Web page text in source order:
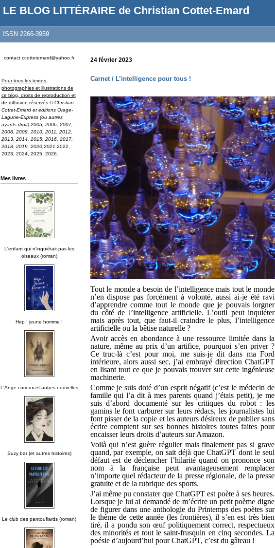
LE BLOG LITTÉRAIRE de Christian Cottet-Emard
ISSN 2266-3959
contact.ccottetemard@yahoo.fr
Pour tous les textes,
photographies et illustrations de
ce blog, droits de reproduction et
de diffusion réservés © Christian
Cottet-Emard et éditions Orage-
Lagune-Express (ou autres
ayants droit) 2005, 2006, 2007,
2008, 2009, 2010, 2011, 2012,
2013, 2014, 2015, 2016, 2017,
2018, 2019, 2020,2021 ,2022,
2023, 2024, 2025, 2026.
Mes livres
L'enfant qui n'inquiétait pas les
oiseaux (roman)
Hep ! jeune homme !
L'Ange curieux et autres nouvelles
Suzy bar (et autres histoires)
Le club des pantouflards (roman)
24 février 2023
Carnet / L’intelligence pour tous !
Tout le monde a besoin de l’intelligence mais tout le monde
n’en dispose pas forcément à volonté, aussi ai-je été ravi
d’apprendre comme tout le monde que je pouvais lorgner
du côté de l’intelligence artificielle. L’outil peut inquiéter
mais après tout, que faut-il craindre le plus, l’intelligence
artificielle ou la bêtise naturelle ?
Avoir accès en abondance à une ressource limitée dans la
nature, même au prix d’un artifice, pourquoi s’en priver ?
Ce truc-là c’est pour moi, me suis-je dit dans ma Ford
intérieure, alors aussi sec, j’ai embrayé direction ChatGPT
en lisant tout ce que je pouvais trouver sur cette ingénieuse
machinerie.
Comme je suis doté d’un esprit négatif (c’est le médecin de
famille qui l’a dit à mes parents quand j’étais petit), je me
suis d’abord documenté sur les critiques du robot : les
gamins le font carburer sur leurs rédacs, les journalistes lui
font pisser de la copie et les auteurs désireux de publier sans
écrire comptent sur ses bonnes histoires toutes faites pour
encaisser leurs droits d’auteurs sur Amazon.
Voilà qui n’est guère régulier mais finalement pas si grave
quand, par exemple, on sait déjà que ChatGPT dont le seul
défaut est de déclencher l’hilarité quand on prononce son
nom à la française peut avantageusement remplacer
n’importe quel rédacteur de la presse régionale, de la presse
gratuite et de la rubrique des sports.
J’ai même pu constater que ChatGPT est poète à ses heures.
Lorsque je lui ai demandé de m’écrire un petit poème digne
de figurer dans une anthologie du Printemps des poètes sur
le thème de cette année (les frontières), il s’en est très bien
tiré, il a pondu son œuf politiquement correct, respectueux
des minorités et tout le saint-frusquin en cinq secondes. La
poésie d’aujourd’hui pour ChatGPT, c’est du gâteau !